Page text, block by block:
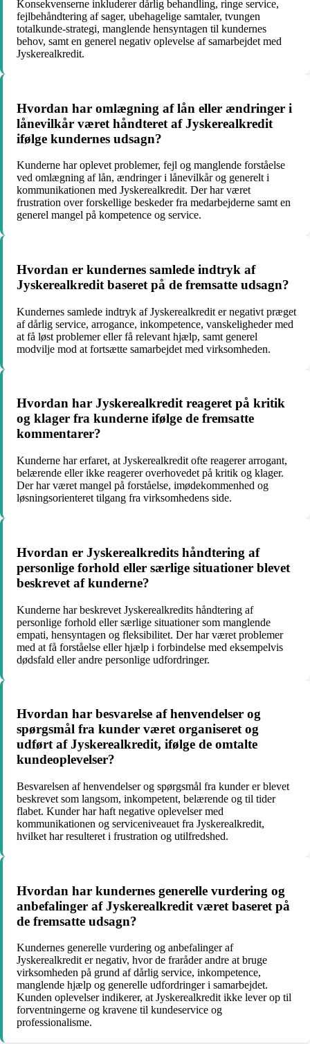
Konsekvenserne inkluderer dårlig behandling, ringe service,
fejlbehåndtering af sager, ubehagelige samtaler, tvungen
totalkunde-strategi, manglende hensyntagen til kundernes
behov, samt en generel negativ oplevelse af samarbejdet med
Jyskerealkredit.
Hvordan har omlægning af lån eller ændringer i
lånevilkår været håndteret af Jyskerealkredit
ifølge kundernes udsagn?
Kunderne har oplevet problemer, fejl og manglende forståelse
ved omlægning af lån, ændringer i lånevilkår og generelt i
kommunikationen med Jyskerealkredit. Der har været
frustration over forskellige beskeder fra medarbejderne samt en
generel mangel på kompetence og service.
Hvordan er kundernes samlede indtryk af
Jyskerealkredit baseret på de fremsatte udsagn?
Kundernes samlede indtryk af Jyskerealkredit er negativt præget
af dårlig service, arrogance, inkompetence, vanskeligheder med
at få løst problemer eller få relevant hjælp, samt generel
modvilje mod at fortsætte samarbejdet med virksomheden.
Hvordan har Jyskerealkredit reageret på kritik
og klager fra kunderne ifølge de fremsatte
kommentarer?
Kunderne har erfaret, at Jyskerealkredit ofte reagerer arrogant,
belærende eller ikke reagerer overhovedet på kritik og klager.
Der har været mangel på forståelse, imødekommenhed og
løsningsorienteret tilgang fra virksomhedens side.
Hvordan er Jyskerealkredits håndtering af
personlige forhold eller særlige situationer blevet
beskrevet af kunderne?
Kunderne har beskrevet Jyskerealkredits håndtering af
personlige forhold eller særlige situationer som manglende
empati, hensyntagen og fleksibilitet. Der har været problemer
med at få forståelse eller hjælp i forbindelse med eksempelvis
dødsfald eller andre personlige udfordringer.
Hvordan har besvarelse af henvendelser og
spørgsmål fra kunder været organiseret og
udført af Jyskerealkredit, ifølge de omtalte
kundeoplevelser?
Besvarelsen af henvendelser og spørgsmål fra kunder er blevet
beskrevet som langsom, inkompetent, belærende og til tider
flabet. Kunder har haft negative oplevelser med
kommunikationen og serviceniveauet fra Jyskerealkredit,
hvilket har resulteret i frustration og utilfredshed.
Hvordan har kundernes generelle vurdering og
anbefalinger af Jyskerealkredit været baseret på
de fremsatte udsagn?
Kundernes generelle vurdering og anbefalinger af
Jyskerealkredit er negativ, hvor de fraråder andre at bruge
virksomheden på grund af dårlig service, inkompetence,
manglende hjælp og generelle udfordringer i samarbejdet.
Kunden oplevelser indikerer, at Jyskerealkredit ikke lever op til
forventningerne og kravene til kundeservice og
professionalisme.